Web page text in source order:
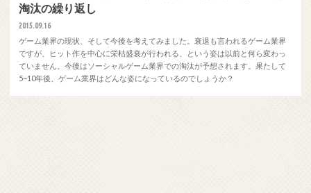
淘汰の繰り返し
2015.09.16
ゲーム業界の現状、そして今後を考えてみました。衰退も言われるゲーム業界
ですが、ヒット作を中心に栄枯盛衰が行われる、という姿は以前と何ら変わっ
ていません。今後はソーシャルゲーム業界での淘汰が予想されます。果たして
5~10年後、ゲーム業界はどんな姿になっているのでしょうか？